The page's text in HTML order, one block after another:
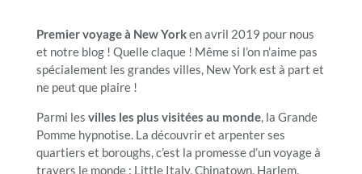
Premier voyage à New Yorken avril 2019 pour nous
et notre blog ! Quelle claque ! Même si l’on n’aime pas
spécialement les grandes villes, New York est à part et
ne peut que plaire !
Parmi les villes les plus visitées au monde, la Grande
Pomme hypnotise. La découvrir et arpenter ses
quartiers et boroughs, c’est la promesse d’un voyage à
travers le monde : Little Italy, Chinatown, Harlem,